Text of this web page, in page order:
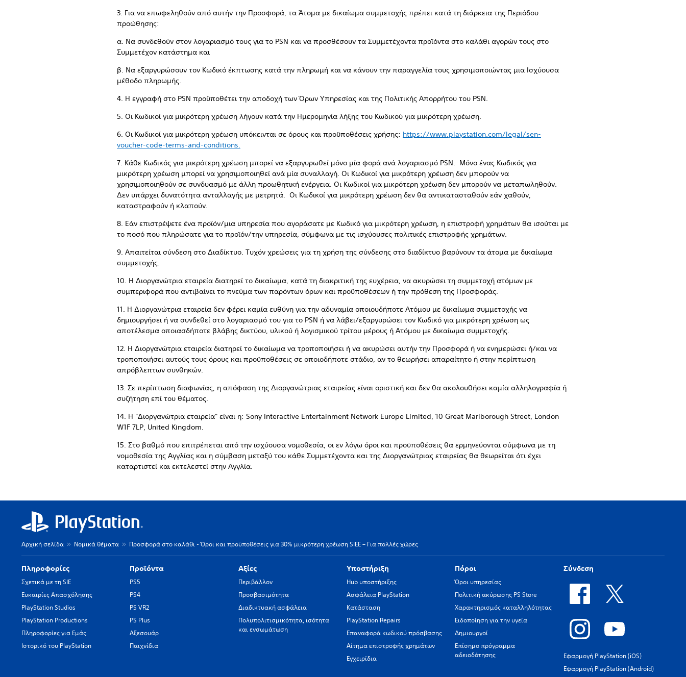
3. Για να επωφεληθούν από αυτήν την Προσφορά, τα Άτομα με δικαίωμα συμμετοχής πρέπει κατά τη διάρκεια της Περιόδου
προώθησης:
α. Να συνδεθούν στον λογαριασμό τους για το PSN και να προσθέσουν τα Συμμετέχοντα προϊόντα στο καλάθι αγορών τους στο
Συμμετέχον κατάστημα και
β. Να εξαργυρώσουν τον Κωδικό έκπτωσης κατά την πληρωμή και να κάνουν την παραγγελία τους χρησιμοποιώντας μια Ισχύουσα
μέθοδο πληρωμής.
4. Η εγγραφή στο PSN προϋποθέτει την αποδοχή των Όρων Υπηρεσίας και της Πολιτικής Απορρήτου του PSN.
5. Οι Κωδικοί για μικρότερη χρέωση λήγουν κατά την Ημερομηνία λήξης του Κωδικού για μικρότερη χρέωση.
6. Οι Κωδικοί για μικρότερη χρέωση υπόκεινται σε όρους και προϋποθέσεις χρήσης: https://www.playstation.com/legal/sen-
voucher-code-terms-and-conditions.
7. Κάθε Κωδικός για μικρότερη χρέωση μπορεί να εξαργυρωθεί μόνο μία φορά ανά λογαριασμό PSN. Μόνο ένας Κωδικός για
μικρότερη χρέωση μπορεί να χρησιμοποιηθεί ανά μία συναλλαγή. Οι Κωδικοί για μικρότερη χρέωση δεν μπορούν να
χρησιμοποιηθούν σε συνδυασμό με άλλη προωθητική ενέργεια. Οι Κωδικοί για μικρότερη χρέωση δεν μπορούν να μεταπωληθούν.
Δεν υπάρχει δυνατότητα ανταλλαγής με μετρητά. Οι Κωδικοί για μικρότερη χρέωση δεν θα αντικατασταθούν εάν χαθούν,
καταστραφούν ή κλαπούν.
8. Εάν επιστρέψετε ένα προϊόν/μια υπηρεσία που αγοράσατε με Κωδικό για μικρότερη χρέωση, η επιστροφή χρημάτων θα ισούται με
το ποσό που πληρώσατε για το προϊόν/την υπηρεσία, σύμφωνα με τις ισχύουσες πολιτικές επιστροφής χρημάτων.
9. Απαιτείται σύνδεση στο Διαδίκτυο. Τυχόν χρεώσεις για τη χρήση της σύνδεσης στο διαδίκτυο βαρύνουν τα άτομα με δικαίωμα
συμμετοχής.
10. Η Διοργανώτρια εταιρεία διατηρεί το δικαίωμα, κατά τη διακριτική της ευχέρεια, να ακυρώσει τη συμμετοχή ατόμων με
συμπεριφορά που αντιβαίνει το πνεύμα των παρόντων όρων και προϋποθέσεων ή την πρόθεση της Προσφοράς.
11. Η Διοργανώτρια εταιρεία δεν φέρει καμία ευθύνη για την αδυναμία οποιουδήποτε Ατόμου με δικαίωμα συμμετοχής να
δημιουργήσει ή να συνδεθεί στο λογαριασμό του για το PSN ή να λάβει/εξαργυρώσει τον Κωδικό για μικρότερη χρέωση ως
αποτέλεσμα οποιασδήποτε βλάβης δικτύου, υλικού ή λογισμικού τρίτου μέρους ή Ατόμου με δικαίωμα συμμετοχής.
12. Η Διοργανώτρια εταιρεία διατηρεί το δικαίωμα να τροποποιήσει ή να ακυρώσει αυτήν την Προσφορά ή να ενημερώσει ή/και να
τροποποιήσει αυτούς τους όρους και προϋποθέσεις σε οποιοδήποτε στάδιο, αν το θεωρήσει απαραίτητο ή στην περίπτωση
απρόβλεπτων συνθηκών.
13. Σε περίπτωση διαφωνίας, η απόφαση της Διοργανώτριας εταιρείας είναι οριστική και δεν θα ακολουθήσει καμία αλληλογραφία ή
συζήτηση επί του θέματος.
14. Η "Διοργανώτρια εταιρεία" είναι η: Sony Interactive Entertainment Network Europe Limited, 10 Great Marlborough Street, London
W1F 7LP, United Kingdom.
15. Στο βαθμό που επιτρέπεται από την ισχύουσα νομοθεσία, οι εν λόγω όροι και προϋποθέσεις θα ερμηνεύονται σύμφωνα με τη
νομοθεσία της Αγγλίας και η σύμβαση μεταξύ του κάθε Συμμετέχοντα και της Διοργανώτριας εταιρείας θα θεωρείται ότι έχει
καταρτιστεί και εκτελεστεί στην Αγγλία.
Αρχική σελίδα Νομικά θέματα Προσφορά στο καλάθι - Όροι και προϋποθέσεις για 30% μικρότερη χρέωση SIEE – Για πολλές χώρες
Πληροφορίες
Σχετικά με τη SIE
Ευκαιρίες Απασχόλησης
PlayStation Studios
PlayStation Productions
Πληροφορίες για Εμάς
Ιστορικό του PlayStation
Προϊόντα
PS5
PS4
PS VR2
PS Plus
Αξεσουάρ
Παιχνίδια
Αξίες
Περιβάλλον
Προσβασιμότητα
Διαδικτυακή ασφάλεια
Πολυπολιτισμικότητα, ισότητα
και ενσωμάτωση
Υποστήριξη
Hub υποστήριξης
Ασφάλεια PlayStation
Κατάσταση
PlayStation Repairs
Επαναφορά κωδικού πρόσβασης
Αίτημα επιστροφής χρημάτων
Εγχειρίδια
Πόροι
Όροι υπηρεσίας
Πολιτική ακύρωσης PS Store
Χαρακτηρισμός καταλληλότητας
Ειδοποίηση για την υγεία
Δημιουργοί
Επίσημο πρόγραμμα
αδειοδότησης
Σύνδεση
Εφαρμογή PlayStation (iOS)
Εφαρμογή PlayStation (Android)